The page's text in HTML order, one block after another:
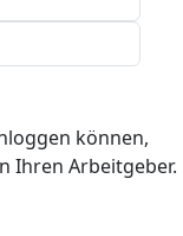
können,
Ihren Arbeitgeber.